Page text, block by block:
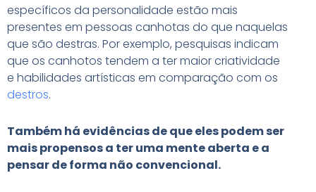
específicos da personalidade estão mais
presentes em pessoas canhotas do que naquelas
que são destras. Por exemplo, pesquisas indicam
que os canhotos tendem a ter maior criatividade
e habilidades artísticas em comparação com os
destros.
Também há evidências de que eles podem ser
mais propensos a ter uma mente aberta e a
pensar de forma não convencional.